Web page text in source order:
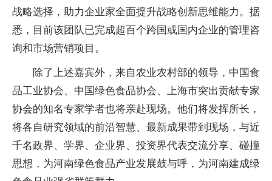
战略选择，助力企业家全面提升战略创新思维能力。据
悉，目前该团队已完成超百个跨国或国内企业的管理咨
询和市场营销项目。
除了上述嘉宾外，来自农业农村部的领导，中国食
品工业协会、中国绿色食品协会、上海市突出贡献专家
协会的知名专家学者也将亲赴现场。他们将发挥所长，
将各自研究领域的前沿智慧、最新成果带到现场，与近
千名政界、学界、企业界、投资界代表交流分享、碰撞
思想，为河南绿色食品产业发展鼓与呼，为河南建成绿